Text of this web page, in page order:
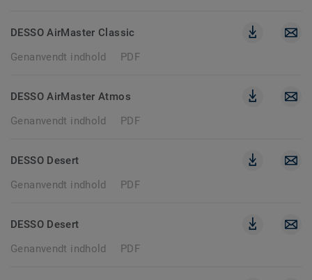
DESSO AirMaster Classic
Genanvendt indhold
PDF
DESSO AirMaster Atmos
Genanvendt indhold
PDF
DESSO Desert
Genanvendt indhold
PDF
DESSO Desert
Genanvendt indhold
PDF